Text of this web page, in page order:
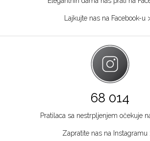
Lajkujte nas na Facebook-u
68 014
Pratilaca sa nestrpljenjem očekuje
Zapratite nas na Instagramu